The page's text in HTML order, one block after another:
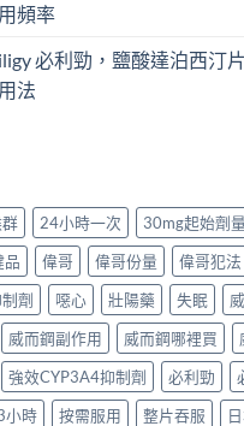
頻率
必利勁，鹽酸達泊西汀
法
24小時一次 30mg起始劑量
品 偉哥 偉哥份量 偉哥犯法
劑
噁心 壯陽藥 失眠
威而鋼副作用 威而鋼哪裡買
強效CYP3A4抑制劑 必利勁
小時
按需服用 整片吞服